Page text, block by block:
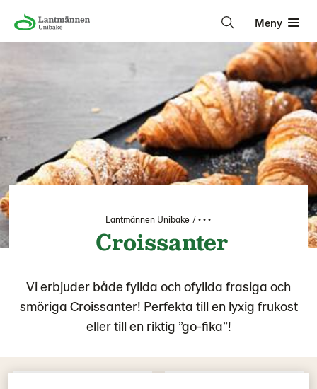
Meny
Lantmännen Unibake • • •
Croissanter
Vi erbjuder både fyllda och ofyllda frasiga och
smöriga Croissanter! Perfekta till en lyxig frukost
eller till en riktig ”go-fika”!